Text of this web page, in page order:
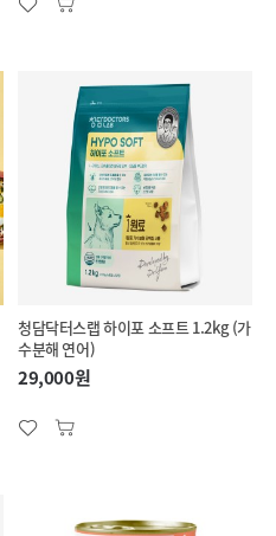
청담닥터스랩 하이포 소프트 1.2kg (가
수분해 연어)
29,000원